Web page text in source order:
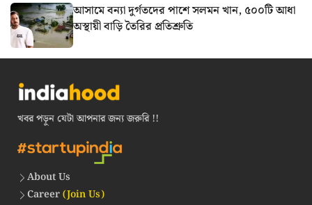
আসামে বন্যা দুর্গতদের পাশে সলমন খান, ৫০০টি আধা
অস্থায়ী বাড়ি তৈরির প্রতিশ্রুতি
খবর পড়ুন যেটা আপনার জন্য জরুরি !!
About Us
Career(Join Us)